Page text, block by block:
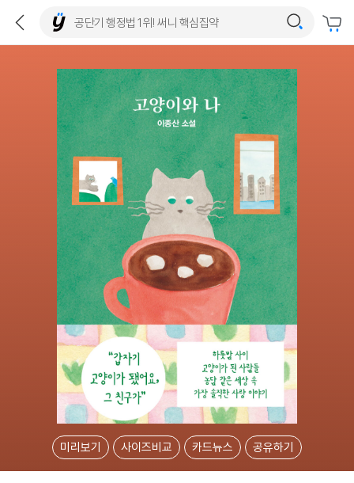
미리보기 사이즈비교 카드뉴스 공유하기